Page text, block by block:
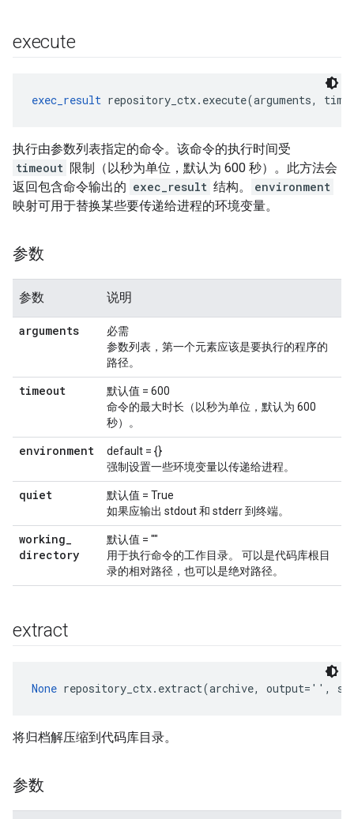
execute
exec_result repository_ctx.execute(arguments,
执行由参数列表指定的命令。该命令的执行时间受
timeout 限制（以秒为单位，默认为 600 秒）。此方法会
返回包含命令输出的 exec_result 结构。
environment
映射可用于替换某些要传递给进程的环境变量。
参数
参数 说明
arguments
必需
参数列表，第一个元素应该是要执行的程序的
路径。
timeout
默认值 = 600
命令的最大时长（以秒为单位，默认为 600
秒）。
environment
default = {}
强制设置一些环境变量以传递给进程。
quiet
默认值 = True
如果应输出 stdout 和 stderr 到终端。
working_
directory
默认值 = ""
用于执行命令的工作目录。 可以是代码库根目
录的相对路径，也可以是绝对路径。
extract
None repository_ctx.extract(archive, output='',
将归档解压缩到代码库目录。
参数